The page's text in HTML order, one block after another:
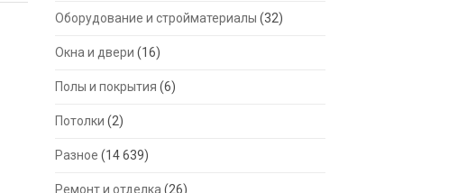
Оборудование и стройматериалы (32)
Окна и двери (16)
Полы и покрытия (6)
Потолки (2)
Разное (14 639)
Ремонт и отделка (26)